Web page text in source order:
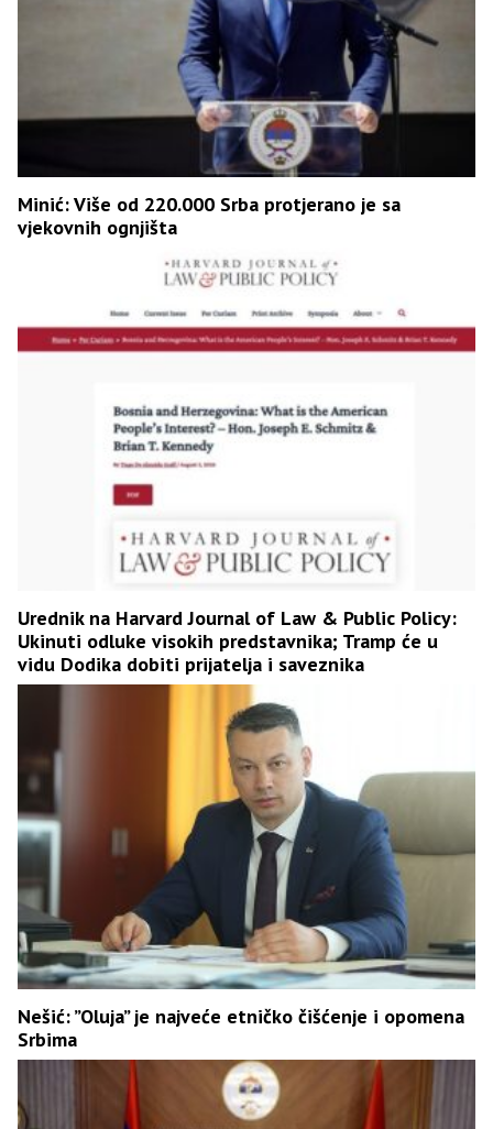
Minić: Više od 220.000 Srba protjerano je sa
vjekovnih ognjišta
Urednik na Harvard Journal of Law & Public Policy:
Ukinuti odluke visokih predstavnika; Tramp će u
vidu Dodika dobiti prijatelja i saveznika
Nešić: ”Oluja” je najveće etničko čišćenje i opomena
Srbima